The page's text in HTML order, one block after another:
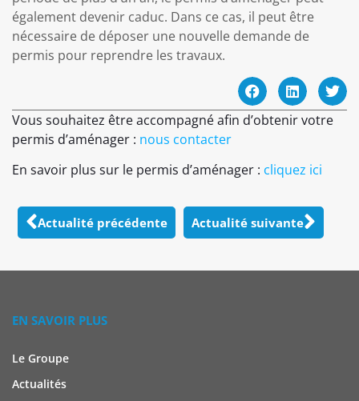
également devenir caduc. Dans ce cas, il peut être
nécessaire de déposer une nouvelle demande de
permis pour reprendre les travaux.
Vous souhaitez être accompagné afin d’obtenir votre
permis d’aménager : nous contacter
En savoir plus sur le permis d’aménager : cliquez ici
Actualité précédente Actualité suivante
EN SAVOIR PLUS
Le Groupe
Actualités